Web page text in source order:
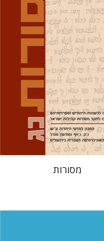
דוד מ' בוניס עפרה תירוש-בקר
הנחת אתר ספר מודפס
$35
$32
מסורות